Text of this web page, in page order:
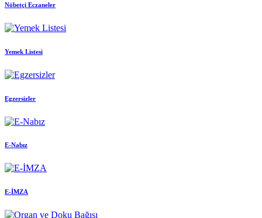
Nöbetçi Eczaneler
Yemek Listesi
Egzersizler
E-Nabız
E-İMZA